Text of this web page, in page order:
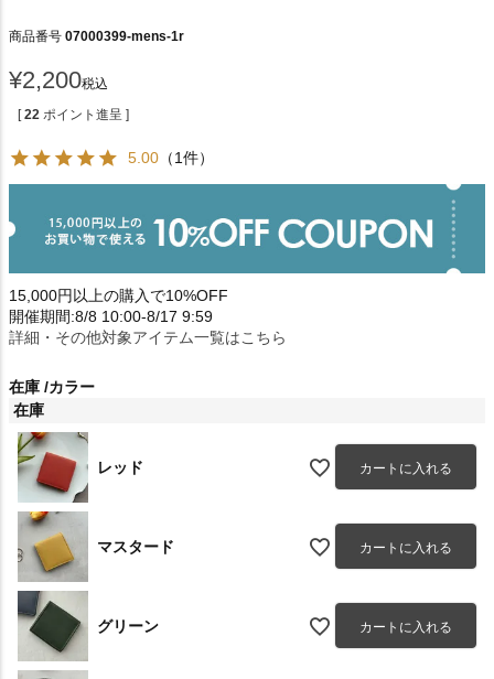
商品番号 07000399-mens-1r
¥2,200税込
[ 22 ポイント進呈 ]
5.00 （1件）
15,000円以上の購入で10%OFF
開催期間:8/8 10:00-8/17 9:59
詳細・その他対象アイテム一覧はこちら
在庫 カラー
在庫
レッド カートに入れる
マスタード カートに入れる
グリーン カートに入れる